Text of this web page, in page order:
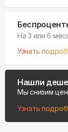
На 3 или 6
Узнать
Нашли
Мы снизим
Узнать